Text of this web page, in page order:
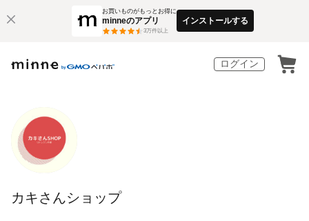
お買いものがもっとお得に
minneのアプリ
3万件以上
インストールする
ログイン
カキさんショップ